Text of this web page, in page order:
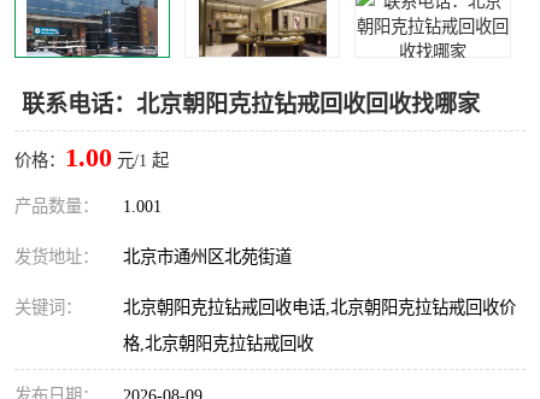
联系电话：北京朝阳克拉钻戒回收回收找哪家
价格： 1.00 元/1 起
产品数量： 1.001
发货地址： 北京市通州区北苑街道
关键词：
北京朝阳克拉钻戒回收电话,北京朝阳克拉钻戒回收价
格,北京朝阳克拉钻戒回收